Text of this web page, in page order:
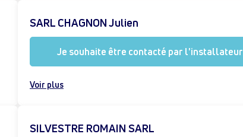
SARL CHAGNON Julien
Je souhaite être contacté par l'installateur
Voir plus
SILVESTRE ROMAIN SARL